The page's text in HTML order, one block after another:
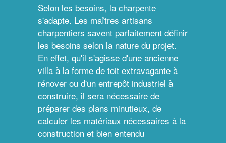
Selon les besoins, la charpente
s'adapte. Les maîtres artisans
charpentiers savent parfaitement définir
les besoins selon la nature du projet.
En effet, qu'il s'agisse d'une ancienne
villa à la forme de toit extravagante à
rénover ou d'un entrepôt industriel à
construire, il sera nécessaire de
préparer des plans minutieux, de
calculer les matériaux nécessaires à la
construction et bien entendu